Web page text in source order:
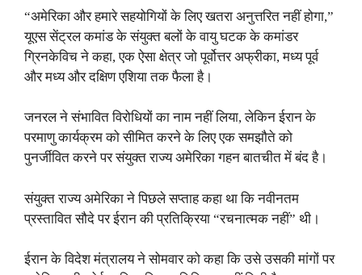
“अमेरिका और हमारे सहयोगियों के लिए खतरा अनुत्तरित नहीं होगा,”
यूएस सेंट्रल कमांड के संयुक्त बलों के वायु घटक के कमांडर
ग्रिनकेविच ने कहा, एक ऐसा क्षेत्र जो पूर्वोत्तर अफ्रीका, मध्य पूर्व
और मध्य और दक्षिण एशिया तक फैला है।
जनरल ने संभावित विरोधियों का नाम नहीं लिया, लेकिन ईरान के
परमाणु कार्यक्रम को सीमित करने के लिए एक समझौते को
पुनर्जीवित करने पर संयुक्त राज्य अमेरिका गहन बातचीत में बंद है।
संयुक्त राज्य अमेरिका ने पिछले सप्ताह कहा था कि नवीनतम
प्रस्तावित सौदे पर ईरान की प्रतिक्रिया “रचनात्मक नहीं” थी।
ईरान के विदेश मंत्रालय ने सोमवार को कहा कि उसे उसकी मांगों पर